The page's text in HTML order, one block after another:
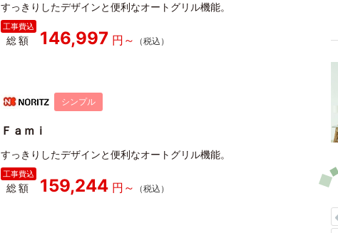
すっきりしたデザインと便利なオートグリル機能。
総額 146,997
シンプル
Ｆａｍｉ
すっきりしたデザインと便利なオートグリル機能。
総額 159,244